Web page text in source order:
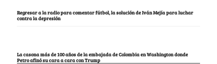
Regresar a la radio para comentar fútbol, la solución de Iván Mejía para luchar
contra la depresión
La casona más de 100 años de la embajada de Colombia en Washington donde
Petro afinó su cara a cara con Trump